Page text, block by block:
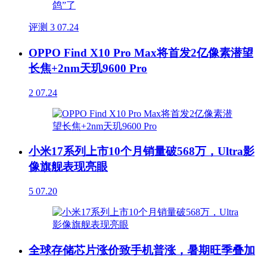
评测 3 07.24
OPPO Find X10 Pro Max将首发2亿像素潜望
长焦+2nm天玑9600 Pro
2 07.24
小米17系列上市10个月销量破568万，Ultra影
像旗舰表现亮眼
5 07.20
全球存储芯片涨价致手机普涨，暑期旺季叠加